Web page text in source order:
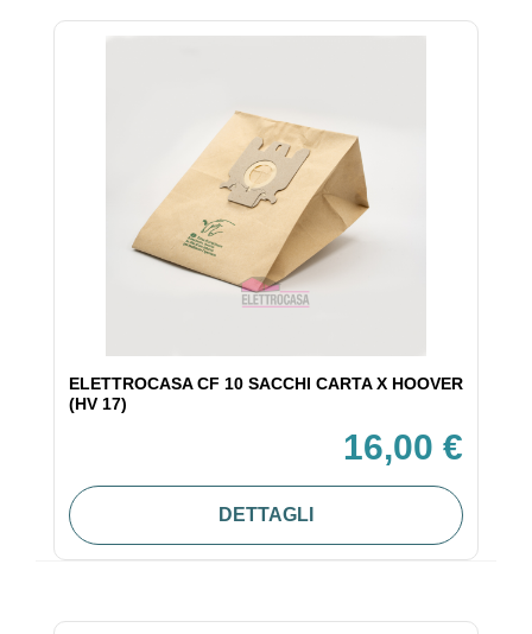
ELETTROCASA CF 10 SACCHI CARTA X HOOVER
(HV 17)
16,00 €
DETTAGLI